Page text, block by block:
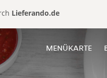
Lieferando.de
MENÜKARTE